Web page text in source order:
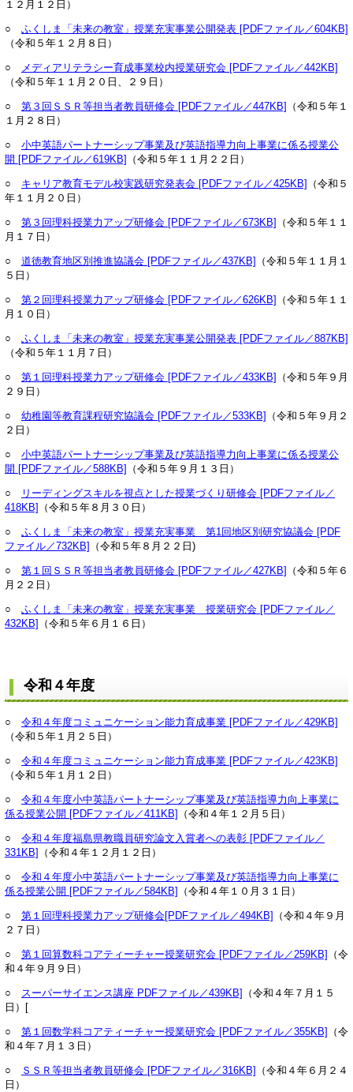
１２月１２日）
○ ふくしま「未来の教室」授業充実事業公開発表 [PDFファイル／604KB]
（令和５年１２月８日）
○
メディアリテラシー育成事業校内授業研究会 [PDFファイル／442KB]
（令和５年１１月２０日、２９日）
○ 第３回ＳＳＲ等担当者教員研修会 [PDFファイル／447KB]
（令和５年１
１月２８日）
○ 小中英語パートナーシップ事業及び英語指導力向上事業に係る授業公
開 [PDFファイル／619KB]
（令和５年１１月２２日）
○ キャリア教育モデル校実践研究発表会 [PDFファイル／425KB]
（令和５
年１１月２０日）
○ 第３回理科授業力アップ研修会 [PDFファイル／673KB]
（令和５年１１
月１７日）
○ 道徳教育地区別推進協議会 [PDFファイル／437KB]
（令和５年１１月１
５日）
○ 第２回理科授業力アップ研修会 [PDFファイル／626KB]
（令和５年１１
月１０日）
○ ふくしま「未来の教室」授業充実事業公開発表 [PDFファイル／887KB]
（令和５年１１月７日）
○ 第１回理科授業力アップ研修会 [PDFファイル／433KB]
（令和５年９月
２９日）
○ 幼稚園等教育課程研究協議会 [PDFファイル／533KB]
（令和５年９月２
２日）
○ 小中英語パートナーシップ事業及び英語指導力向上事業に係る授業公
開 [PDFファイル／588KB]
（令和５年９月１３日）
○
リーディングスキルを視点とした授業づくり研修会 [PDFファイル／
418KB]
（令和５年８月３０日）
○ ふくしま「未来の教室」授業充実事業 第1回地区別研究協議会 [PDF
ファイル／732KB]
（令和５年８月２２日)
○ 第１回ＳＳＲ等担当者教員研修会 [PDFファイル／427KB]
（令和５年６
月２２日）
○ ふくしま「未来の教室」授業充実事業 授業研究会 [PDFファイル／
432KB]
（令和５年６月１６日）
令和４年度
○ 令和４年度コミュニケーション能力育成事業 [PDFファイル／429KB]
（令和５年１月２５日）
○ 令和４年度コミュニケーション能力育成事業 [PDFファイル／423KB]
（令和５年１月１２日）
○ 令和４年度小中英語パートナーシップ事業及び英語指導力向上事業に
係る授業公開 [PDFファイル／411KB]
（令和４年１２月５日）
○ 令和４年度福島県教職員研究論文入賞者への表彰 [PDFファイル／
331KB]
（令和４年１２月１２日）
○ 令和４年度小中英語パートナーシップ事業及び英語指導力向上事業に
係る授業公開 [PDFファイル／584KB]
（令和４年１０月３１日）
○ 第１回理科授業力アップ研修会[PDFファイル／494KB]
（令和４年９月
２７日）
○ 第１回算数科コアティーチャー授業研究会 [PDFファイル／259KB]
（令
和４年９月９日）
○ スーパーサイエンス講座 PDFファイル／439KB]
（令和４年７月１５
日）[
○ 第１回数学科コアティーチャー授業研究会 [PDFファイル／355KB]
（令
和４年７月１３日）
○ ＳＳＲ等担当者教員研修会 [PDFファイル／316KB]
（令和４年６月２４
日）